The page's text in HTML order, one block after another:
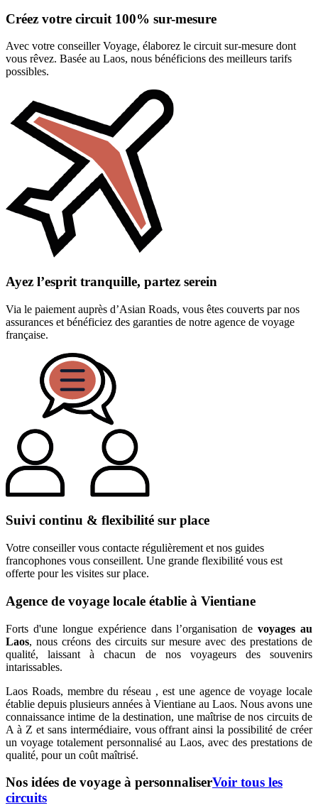
Créez votre circuit 100% sur-mesure
Avec votre conseiller Voyage, élaborez le circuit sur-mesure dont
vous rêvez. Basée au Laos, nous bénéficions des meilleurs tarifs
possibles.
Ayez l’esprit tranquille, partez serein
Via le paiement auprès d’Asian Roads, vous êtes couverts par nos
assurances et bénéficiez des garanties de notre agence de voyage
française.
Suivi continu & flexibilité sur place
Votre conseiller vous contacte régulièrement et nos guides
francophones vous conseillent. Une grande flexibilité vous est
offerte pour les visites sur place.
Agence de voyage locale établie à Vientiane
Forts d'une longue expérience dans l’organisation devoyages au
Laos, nous créons des circuits sur mesure avec des prestations de
qualité, laissant à chacun de nos voyageurs des souvenirs
intarissables.
Laos Roads, membre du réseau , est une agence de voyage locale
établie depuis plusieurs années à Vientiane au Laos. Nous avons une
connaissance intime de la destination, une maîtrise de nos circuits de
A à Z et sans intermédiaire, vous offrant ainsi la possibilité de créer
un voyage totalement personnalisé au Laos, avec des prestations de
qualité, pour un coût maîtrisé.
Nos idées de voyage à personnaliserVoir tous les
circuits